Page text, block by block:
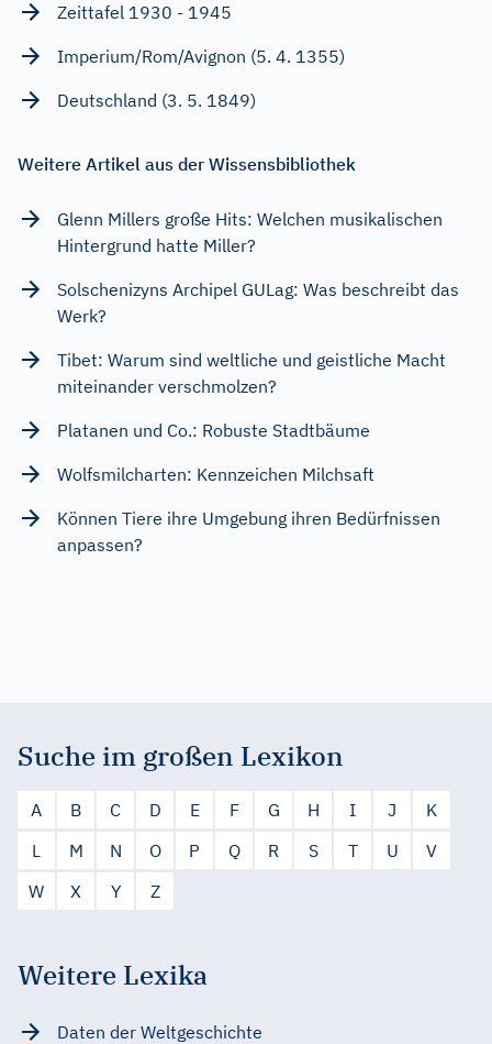
Zeittafel 1930 - 1945
Imperium/Rom/Avignon (5. 4. 1355)
Deutschland (3. 5. 1849)
Weitere Artikel aus der Wissensbibliothek
Glenn Millers große Hits: Welchen musikalischen
Hintergrund hatte Miller?
Solschenizyns Archipel GULag: Was beschreibt das
Werk?
Tibet: Warum sind weltliche und geistliche Macht
miteinander verschmolzen?
Platanen und Co.: Robuste Stadtbäume
Wolfsmilcharten: Kennzeichen Milchsaft
Können Tiere ihre Umgebung ihren Bedürfnissen
anpassen?
Suche im großen Lexikon
A B C D E F G H I J
K
L
M N O P Q R S T U
V
W
X Y Z
Weitere Lexika
Daten der Weltgeschichte